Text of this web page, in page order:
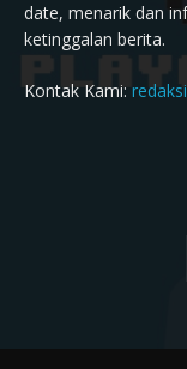
date, menarik dan
ketinggalan berita.
Kontak Kami: